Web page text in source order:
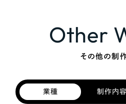
Other
その他の制
業種 制作内容